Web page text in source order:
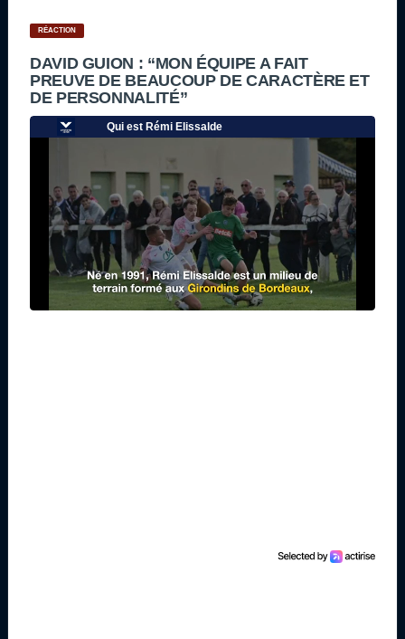
RÉACTION
DAVID GUION : “MON ÉQUIPE A FAIT
PREUVE DE BEAUCOUP DE CARACTÈRE ET
DE PERSONNALITÉ”